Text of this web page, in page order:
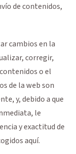
de contenidos,
cambios en la
corregir,
o el
de la web son
y, debido a que
le
y exactitud de
aquí.